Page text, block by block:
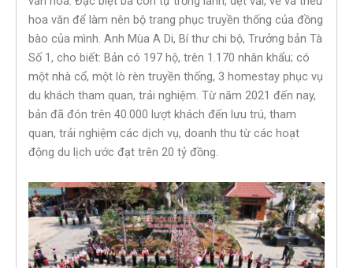
hoa văn để làm nên bộ trang phục truyền thống của đồng
bào của mình. Anh Mùa A Di, Bí thư chi bộ, Trưởng bản Tà
Số 1, cho biết: Bản có 197 hộ, trên 1.170 nhân khẩu; có
một nhà cổ, một lò rèn truyền thống, 3 homestay phục vụ
du khách tham quan, trải nghiệm. Từ năm 2021 đến nay,
bản đã đón trên 40.000 lượt khách đến lưu trú, tham
quan, trải nghiệm các dịch vụ, doanh thu từ các hoạt
động du lịch ước đạt trên 20 tỷ đồng.